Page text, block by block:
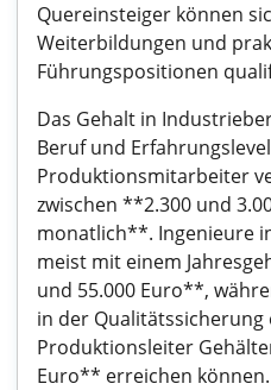
Quereinsteiger können
Weiterbildungen und
Führungspositionen
Das Gehalt in
Beruf und
Produktionsmitarbeiter
zwischen **2.300 und
monatlich**. Ingenieure
meist mit einem
und 55.000 Euro**,
in der Qualitätssicherung
Produktionsleiter
Euro** erreichen